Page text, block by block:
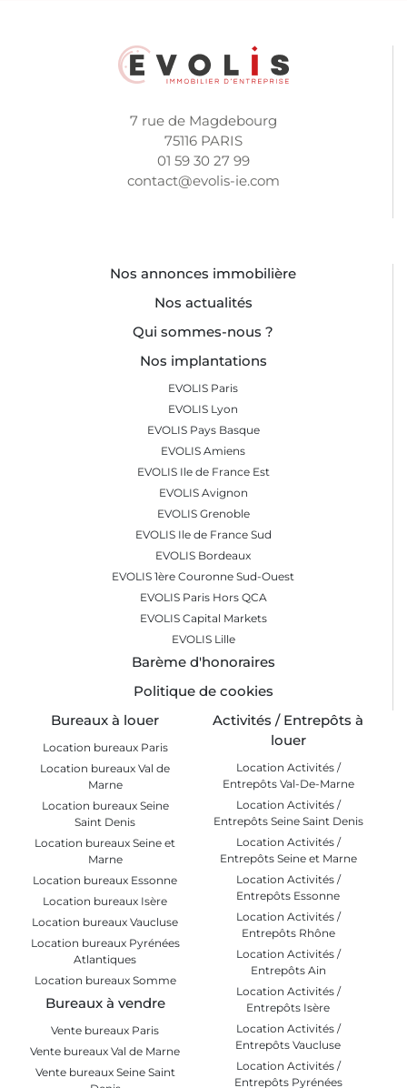
7 rue de Magdebourg
75116 PARIS
01 59 30 27 99
contact@evolis-ie.com
Nos annonces immobilière
Nos actualités
Qui sommes-nous ?
Nos implantations
EVOLIS Paris
EVOLIS Lyon
EVOLIS Pays Basque
EVOLIS Amiens
EVOLIS Ile de France Est
EVOLIS Avignon
EVOLIS Grenoble
EVOLIS Ile de France Sud
EVOLIS Bordeaux
EVOLIS 1ère Couronne Sud-Ouest
EVOLIS Paris Hors QCA
EVOLIS Capital Markets
EVOLIS Lille
Barème d'honoraires
Politique de cookies
Bureaux à louer
Location bureaux Paris
Location bureaux Val de
Marne
Location bureaux Seine
Saint Denis
Location bureaux Seine et
Marne
Location bureaux Essonne
Location bureaux Isère
Location bureaux Vaucluse
Location bureaux Pyrénées
Atlantiques
Location bureaux Somme
Bureaux à vendre
Vente bureaux Paris
Vente bureaux Val de Marne
Vente bureaux Seine Saint
Activités / Entrepôts à
louer
Location Activités /
Entrepôts Val-De-Marne
Location Activités /
Entrepôts Seine Saint Denis
Location Activités /
Entrepôts Seine et Marne
Location Activités /
Entrepôts Essonne
Location Activités /
Entrepôts Rhône
Location Activités /
Entrepôts Ain
Location Activités /
Entrepôts Isère
Location Activités /
Entrepôts Vaucluse
Location Activités /
Entrepôts Pyrénées